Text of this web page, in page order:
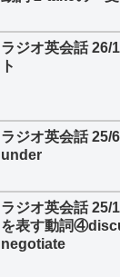
ラジオ英会話 26/
ト
ラジオ英会話 25/
under
ラジオ英会話 25/
を表す動詞
negotiate